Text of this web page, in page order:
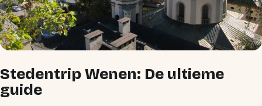
Stedentrip Wenen: De ultieme
guide